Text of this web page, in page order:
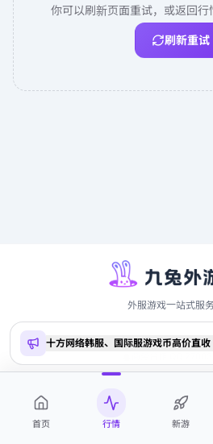
你可以刷新页面重试，或返回
刷新重试
外服游戏一站式服
Copyright ©20269to.me · 本站内容
十方网络韩服、国际服游戏币高价直收
首页 行情 新游